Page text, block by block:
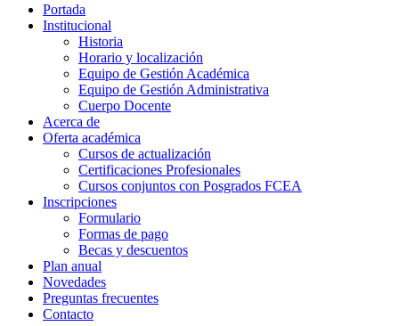
Portada
Institucional
Historia
Horario y localización
Equipo de Gestión Académica
Equipo de Gestión Administrativa
Cuerpo Docente
Acerca de
Oferta académica
Cursos de actualización
Certificaciones Profesionales
Cursos conjuntos con Posgrados FCEA
Inscripciones
Formulario
Formas de pago
Becas y descuentos
Plan anual
Novedades
Preguntas frecuentes
Contacto